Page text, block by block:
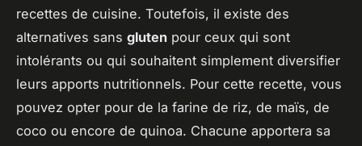
recettes de cuisine. Toutefois, il existe des
alternatives sans gluten pour ceux qui sont
intolérants ou qui souhaitent simplement diversifier
leurs apports nutritionnels. Pour cette recette, vous
pouvez opter pour de la farine de riz, de maïs, de
coco ou encore de quinoa. Chacune apportera sa